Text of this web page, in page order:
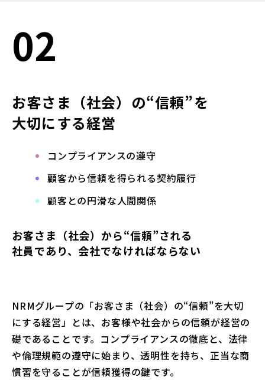
02
お客さま（社会）の“信頼”を
大切にする経営
コンプライアンスの遵守
顧客から信頼を得られる契約履行
顧客との円滑な人間関係
お客さま（社会）から“信頼”される
社員であり、会社でなければならない
NRMグループの「お客さま（社会）の“信頼”を大切
にする経営」とは、お客様や社会からの信頼が経営の
礎であることです。コンプライアンスの徹底と、法律
や倫理規範の遵守に始まり、透明性を持ち、正当な商
慣習を守ることが信頼獲得の鍵です。